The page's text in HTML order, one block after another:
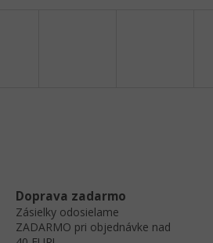
Doprava zadarmo
Zásielky odosielame
ZADARMO pri objednávke nad